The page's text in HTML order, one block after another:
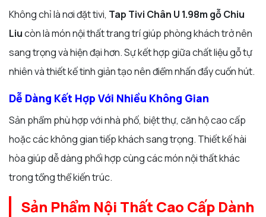
Không chỉ là nơi đặt tivi, Tap Tivi Chân U 1.98m gỗ Chiu
Liucòn là món nội thất trang trí giúp phòng khách trở nên
sang trọng và hiện đại hơn. Sự kết hợp giữa chất liệu gỗ tự
nhiên và thiết kế tinh giản tạo nên điểm nhấn đầy cuốn hút.
Dễ Dàng Kết Hợp Với Nhiều Không Gian
Sản phẩm phù hợp với nhà phố, biệt thự, căn hộ cao cấp
hoặc các không gian tiếp khách sang trọng. Thiết kế hài
hòa giúp dễ dàng phối hợp cùng các món nội thất khác
trong tổng thể kiến trúc.
Sản Phẩm Nội Thất Cao Cấp Dành